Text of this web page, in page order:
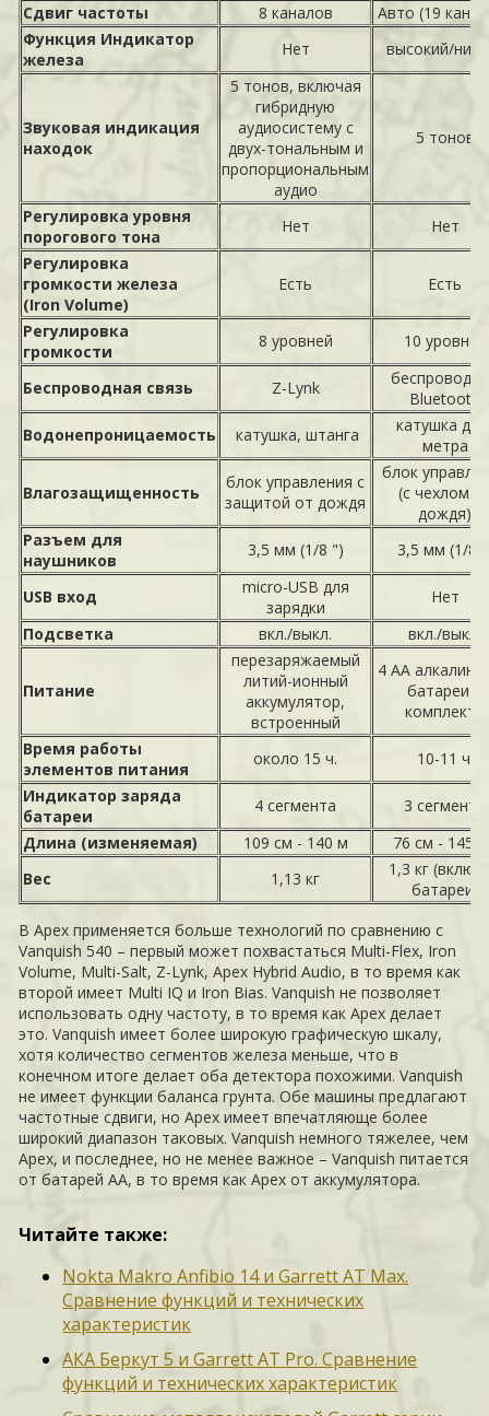
Сдвиг частоты
8 каналов
Авто (19
Функция Индикатор
железа
Нет высокий/
Звуковая индикация
находок
5 тонов, включая
гибридную
аудиосистему с
двух-тональным и
пропорциональным
аудио
5 тонов
Регулировка уровня
порогового тона
Нет
Нет
Регулировка
громкости железа
(Iron Volume)
Есть Есть
Регулировка
громкости
8 уровней 10 уровней
Беспроводная связь Z-Lynk
Bluetooth
Водонепроницаемость
катушка, штанга
катушка до
метра
Влагозащищенность
блок управления с
защитой от дождя
блок
(с чехлом
дождя)
Разъем для
наушников
3,5 мм (1/8 ") 3,5 мм (1/8
USB вход
micro-USB для
зарядки
Нет
Подсветка
вкл./выкл. вкл./выкл.
Питание
перезаряжаемый
литий-ионный
аккумулятор,
встроенный
4 АА
батареи в
комплекте
Время работы
элементов питания
около 15 ч.
10-11 ч.
Индикатор заряда
батареи
4 сегмента
3 сегмента
Длина (изменяемая)
109 см - 140 м
76 см - 145
Вес
1,13 кг
1,3 кг
батареи)
В Apex применяется больше технологий по сравнению с
Vanquish 540 – первый может похвастаться Multi-Flex, Iron
Volume, Multi-Salt, Z-Lynk, Apex Hybrid Audio, в то время как
второй имеет Multi IQ и Iron Bias. Vanquish не позволяет
использовать одну частоту, в то время как Apex делает
это. Vanquish имеет более широкую графическую шкалу,
хотя количество сегментов железа меньше, что в
конечном итоге делает оба детектора похожими. Vanquish
не имеет функции баланса грунта. Обе машины предлагают
частотные сдвиги, но Apex имеет впечатляюще более
широкий диапазон таковых. Vanquish немного тяжелее, чем
Apex, и последнее, но не менее важное – Vanquish питается
от батарей AA, в то время как Apex от аккумулятора.
Читайте также:
Nokta Makro Anfibio 14 и Garrett AT Max.
Сравнение функций и технических
характеристик
АКА Беркут 5 и Garrett AT Pro. Сравнение
функций и технических характеристик